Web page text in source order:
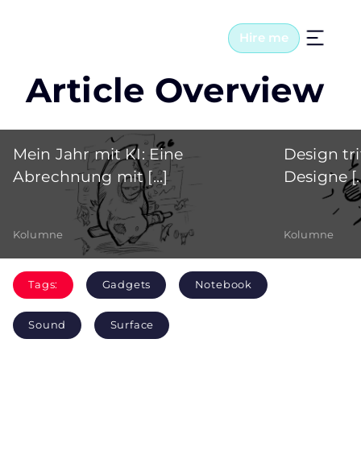
Hire me
Article Overview
Mein Jahr mit KI: Eine
Abrechnung mit [...]
Kolumne
Design
Designe
Kolumne
Tags: Gadgets Notebook
Sound Surface